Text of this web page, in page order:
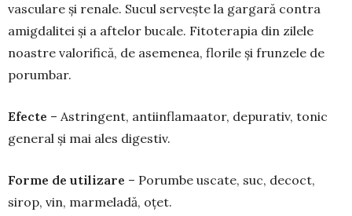
vasculare și renale. Sucul servește la gargară contra
amigdalitei și a aftelor bucale. Fitoterapia din zilele
noastre valorifică, de asemenea, florile și frunzele de
porumbar.
Efecte – Astringent, antiinflamaator, depurativ, tonic
general și mai ales digestiv.
Forme de utilizare – Po­rumbe uscate, suc, de­coct,
sirop, vin, marme­ladă, oțet.